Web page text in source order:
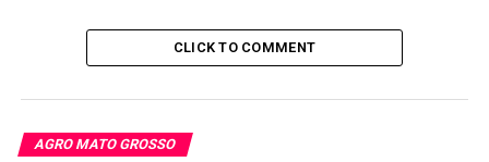
produzida de fontes ilícitas”, e por isso deveria ser
anulada.
entendeu que antes de decidir em definitivo (mérito)
CLICK TO COMMENT
AGRO MATO GROSSO